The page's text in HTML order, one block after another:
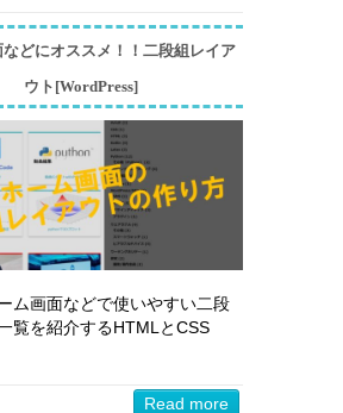
どにオススメ！！二段組レイア
ウト[WordPress]
ム画面などで使いやすい二段
覧を紹介するHTMLとCSS
Read more